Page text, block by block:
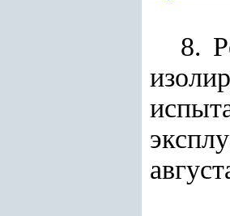
8.